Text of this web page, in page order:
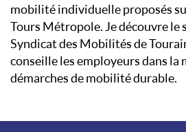
mobilité individuelle proposés
Tours Métropole. Je découvre le
Syndicat des Mobilités de
conseille les employeurs dans la
démarches de mobilité durable.